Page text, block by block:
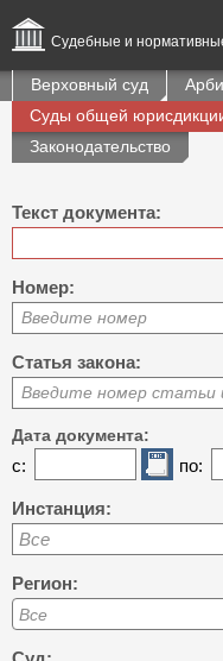
Судебные и
Верховный суд
Суды общей
Законодательство
Текст документа:
Номер:
Введите номер
Статья закона:
Введите номер статьи
Дата документа:
с: по:
Инстанция:
Все
Регион: